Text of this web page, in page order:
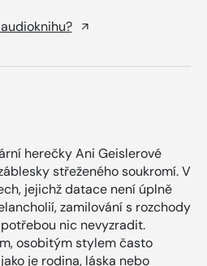
herečky Ani Geislerové
střeženého soukromí. V
jejichž datace není úplně
zamilování s rozchody
nic nevyzradit.
osobitým stylem často
je rodina, láska nebo